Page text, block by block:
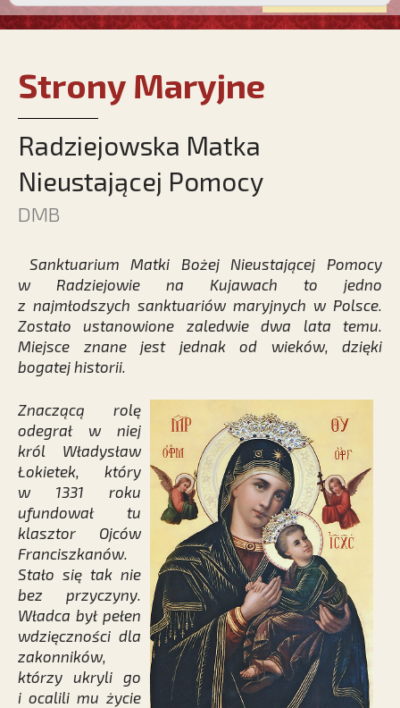
Strony Maryjne
Radziejowska Matka
Nieustającej Pomocy
DMB
Sanktuarium Matki Bożej Nieustającej Pomocy
w Radziejowie na Kujawach to jedno
z najmłodszych sanktuariów maryjnych w Polsce.
Zostało ustanowione zaledwie dwa lata temu.
Miejsce znane jest jednak od wieków, dzięki
bogatej ­historii.
Znaczącą rolę
odegrał w niej
król Władysław
Łokietek, który
w 1331 roku
ufundował tu
klasztor Ojców
Franciszkanów.
Stało się tak nie
bez przyczyny.
Władca był pełen
wdzięczności dla
zakonników,
którzy ukryli go
i ocalili mu życie